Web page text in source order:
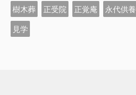
樹木葬
正受院 正覚庵 永代供養
見学